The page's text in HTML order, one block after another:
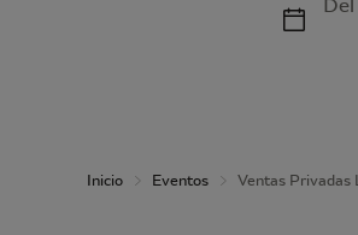
Inicio Eventos Ventas Privadas